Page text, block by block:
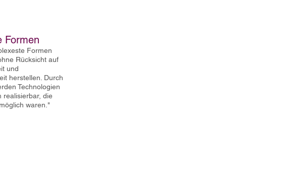
Formen
Formen
Rücksicht auf
und
herstellen. Durch
Technologien
realisierbar, die
waren."